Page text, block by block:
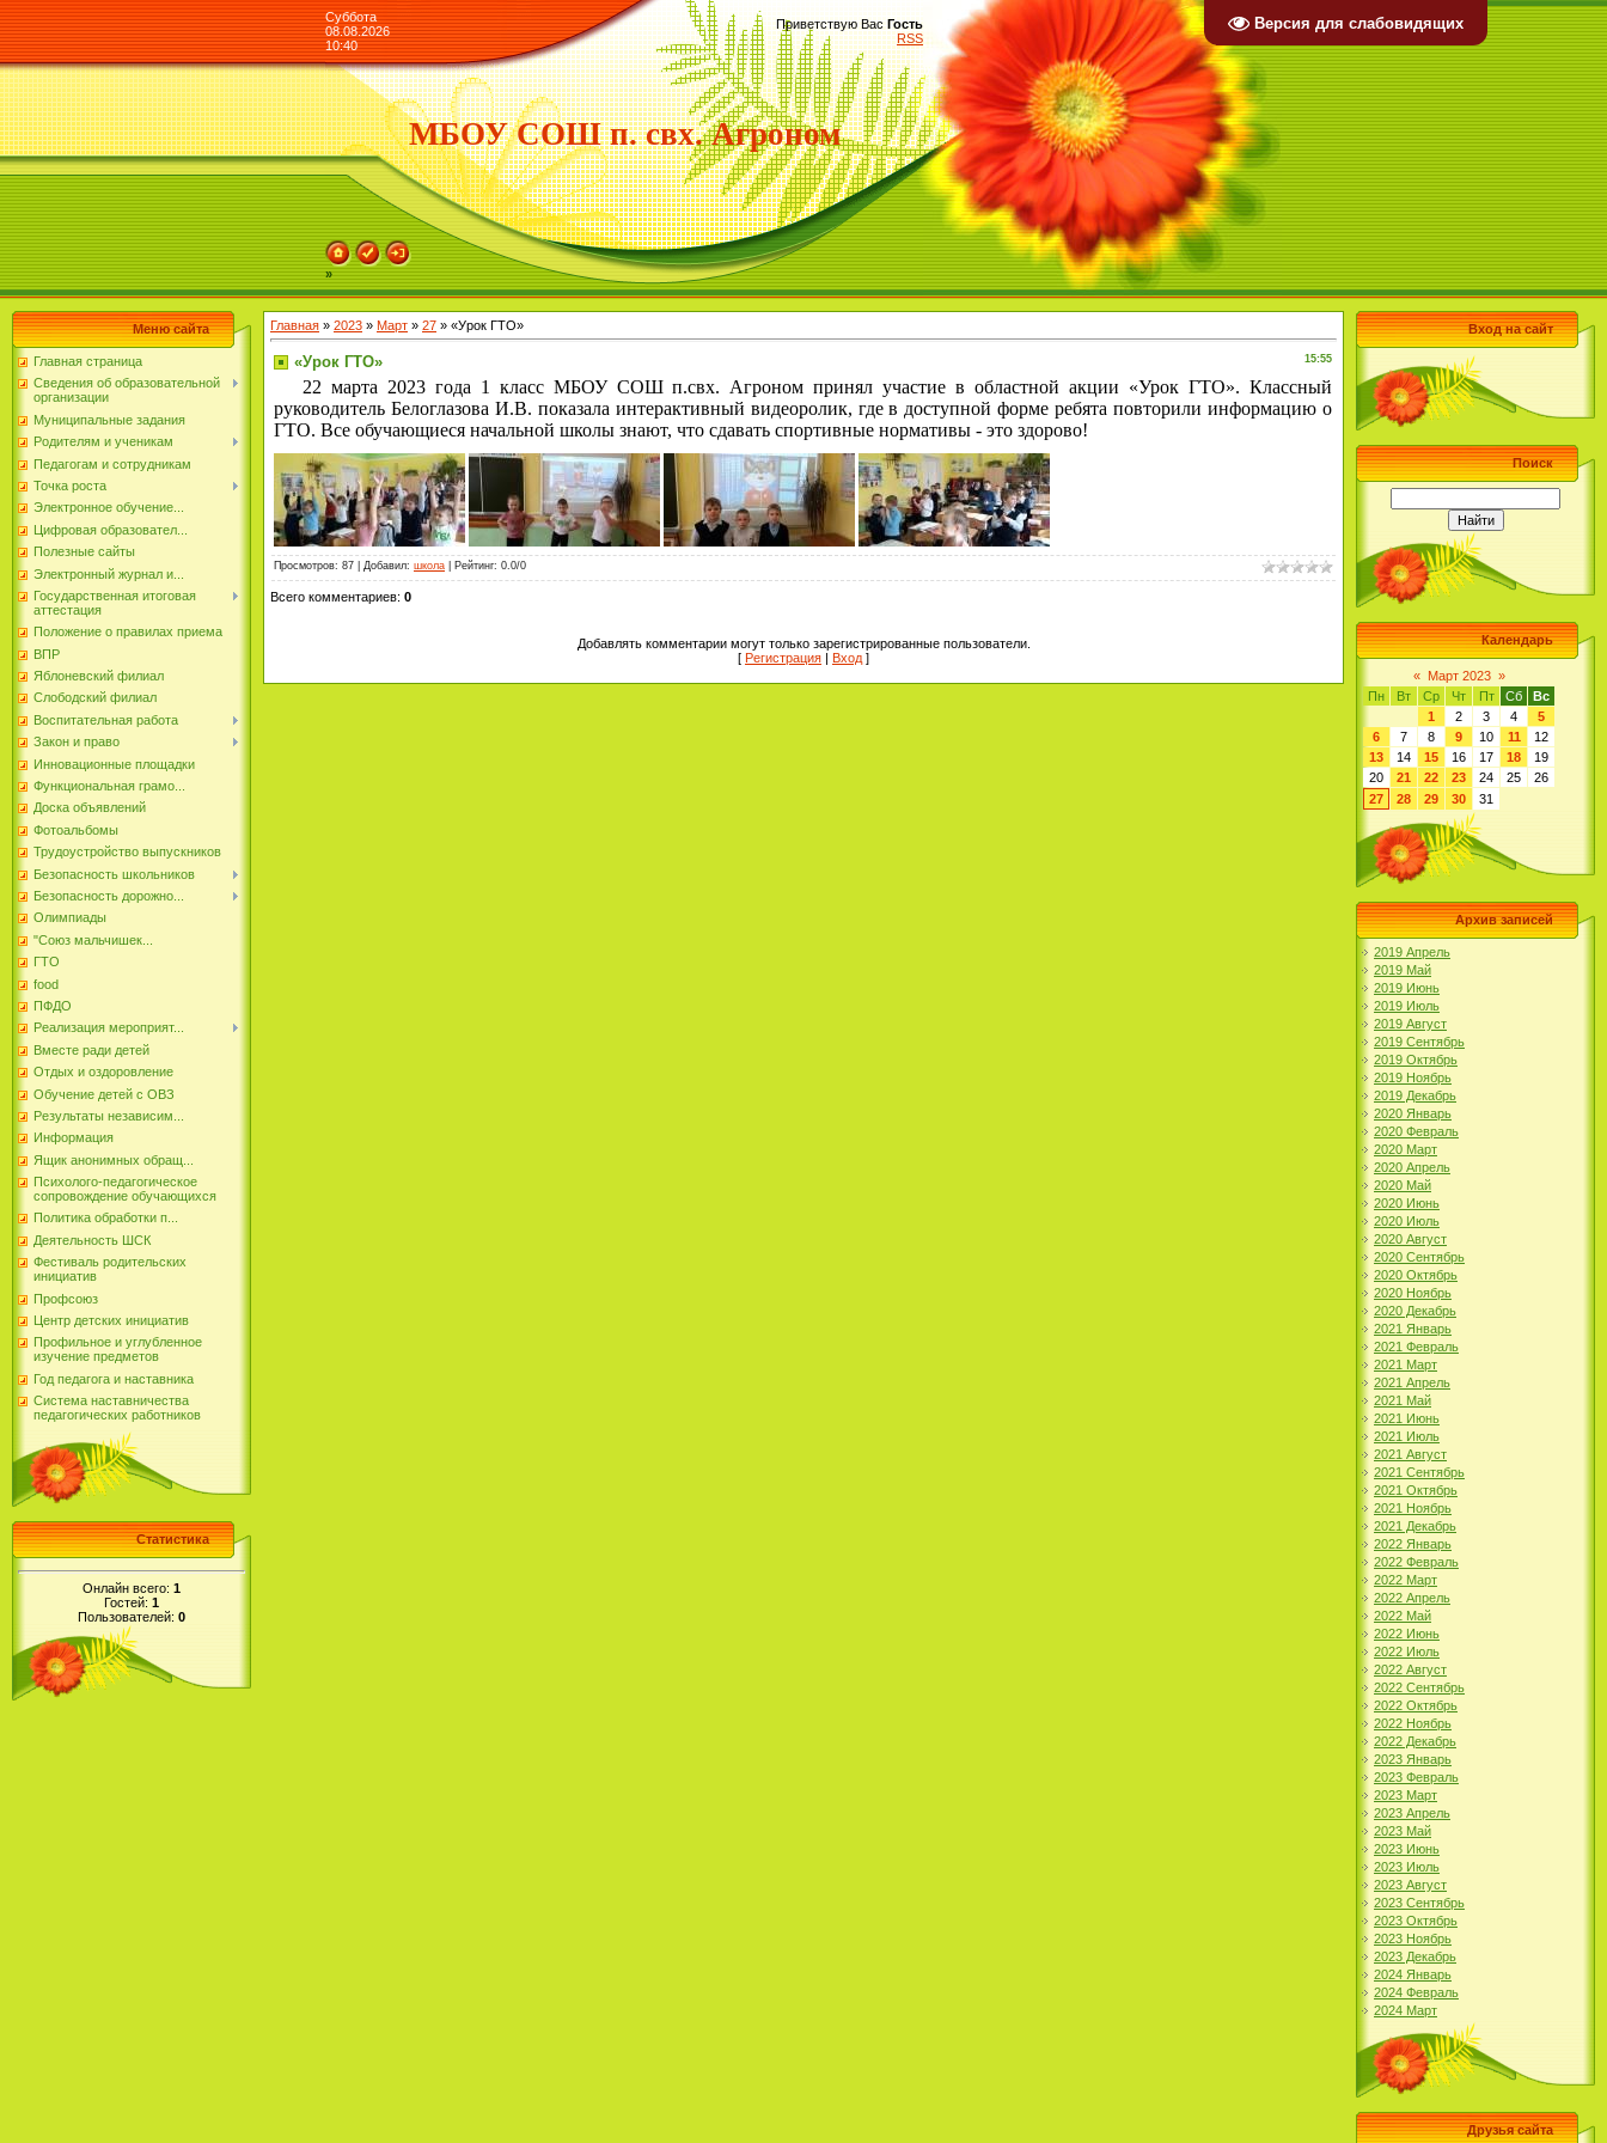
Версия для слабовидящих
Суббота
08.08.2026
10:40
Приветствую Вас Гость
RSS
МБОУ СОШ п. свх. Агроном
»
Меню сайта
Главная страница
Сведения об образовательной
организации
Муниципальные задания
Родителям и ученикам
Педагогам и сотрудникам
Точка роста
Электронное обучение...
Цифровая образовател...
Полезные сайты
Электронный журнал и...
Государственная итоговая
аттестация
Положение о правилах приема
ВПР
Яблоневский филиал
Слободский филиал
Воспитательная работа
Закон и право
Инновационные площадки
Функциональная грамо...
Доска объявлений
Фотоальбомы
Трудоустройство выпускников
Безопасность школьников
Безопасность дорожно...
Олимпиады
"Союз мальчишек...
ГТО
food
ПФДО
Реализация мероприят...
Вместе ради детей
Отдых и оздоровление
Обучение детей с ОВЗ
Результаты независим...
Информация
Ящик анонимных обращ...
Психолого-педагогическое
сопровождение обучающихся
Политика обработки п...
Деятельность ШСК
Фестиваль родительских
инициатив
Профсоюз
Центр детских инициатив
Профильное и углубленное
изучение предметов
Год педагога и наставника
Система наставничества
педагогических работников
Статистика
Онлайн всего: 1
Гостей: 1
Пользователей: 0
Главная » 2023 » Март » 27 » «Урок ГТО»
15:55
«Урок ГТО»
22 марта 2023 года 1 класс МБОУ СОШ п.свх. Агроном принял участие в областной акции «Урок ГТО». Классный
руководитель Белоглазова И.В. показала интерактивный видеоролик, где в доступной форме ребята повторили информацию о
ГТО. Все обучающиеся начальной школы знают, что сдавать спортивные нормативы - это здорово!
Просмотров: 87 Добавил: школа Рейтинг: 0.0/0
Всего комментариев: 0
Добавлять комментарии могут только зарегистрированные пользователи.
[ Регистрация | Вход ]
Вход на сайт
Поиск
Календарь
« Март 2023 »
Пн
Вт Ср Чт Пт Сб
Вс
1
2 3 4
5
6
7 8 9 10 11
12
13
14 15 16 17 18
19
20
21 22 23 24 25
26
27
28 29 30 31
Архив записей
2019 Апрель
2019 Май
2019 Июнь
2019 Июль
2019 Август
2019 Сентябрь
2019 Октябрь
2019 Ноябрь
2019 Декабрь
2020 Январь
2020 Февраль
2020 Март
2020 Апрель
2020 Май
2020 Июнь
2020 Июль
2020 Август
2020 Сентябрь
2020 Октябрь
2020 Ноябрь
2020 Декабрь
2021 Январь
2021 Февраль
2021 Март
2021 Апрель
2021 Май
2021 Июнь
2021 Июль
2021 Август
2021 Сентябрь
2021 Октябрь
2021 Ноябрь
2021 Декабрь
2022 Январь
2022 Февраль
2022 Март
2022 Апрель
2022 Май
2022 Июнь
2022 Июль
2022 Август
2022 Сентябрь
2022 Октябрь
2022 Ноябрь
2022 Декабрь
2023 Январь
2023 Февраль
2023 Март
2023 Апрель
2023 Май
2023 Июнь
2023 Июль
2023 Август
2023 Сентябрь
2023 Октябрь
2023 Ноябрь
2023 Декабрь
2024 Январь
2024 Февраль
2024 Март
Друзья сайта